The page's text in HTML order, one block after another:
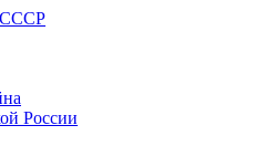
СССР
России